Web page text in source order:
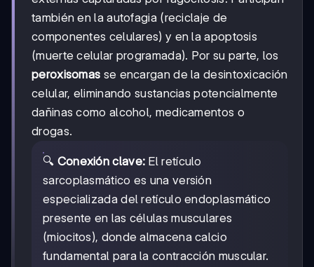
también en la autofagia (reciclaje de
componentes celulares) y en la apoptosis
(muerte celular programada). Por su parte, los
peroxisomas se encargan de la desintoxicación
celular, eliminando sustancias potencialmente
dañinas como alcohol, medicamentos o
drogas.
🔍 Conexión clave: El retículo
sarcoplasmático es una versión
especializada del retículo endoplasmático
presente en las células musculares
(miocitos), donde almacena calcio
fundamental para la contracción muscular.